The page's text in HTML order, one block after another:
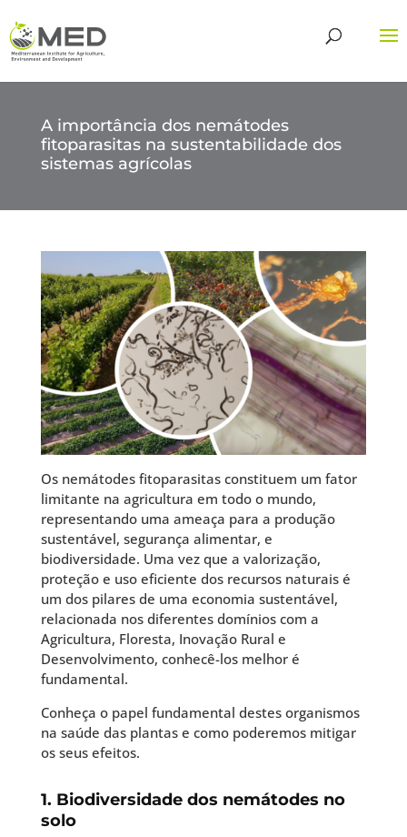
A importância dos nemátodes
fitoparasitas na sustentabilidade dos
sistemas agrícolas
Os nemátodes fitoparasitas constituem um fator
limitante na agricultura em todo o mundo,
representando uma ameaça para a produção
sustentável, segurança alimentar, e
biodiversidade. Uma vez que a valorização,
proteção e uso eficiente dos recursos naturais é
um dos pilares de uma economia sustentável,
relacionada nos diferentes domínios com a
Agricultura, Floresta, Inovação Rural e
Desenvolvimento, conhecê-los melhor é
fundamental.
Conheça o papel fundamental destes organismos
na saúde das plantas e como poderemos mitigar
os seus efeitos.
1. Biodiversidade dos nemátodes no
solo